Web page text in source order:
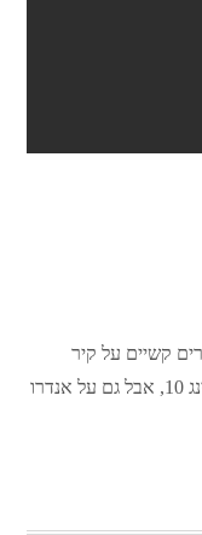
קשיים על קיר
סטארמר עם התפטרויות של בכירים מדאונינג 10, אבל גם על אנדרו